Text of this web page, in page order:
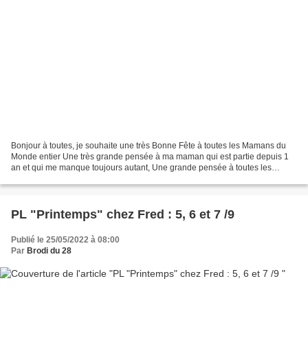
Bonjour à toutes, je souhaite une très Bonne Fête à toutes les Mamans du
Monde entier Une très grande pensée à ma maman qui est partie depuis 1
an et qui me manque toujours autant, Une grande pensée à toutes les
PL "Printemps" chez Fred : 5, 6 et 7 /9
Publié le 25/05/2022 à 08:00
Par Brodi du 28